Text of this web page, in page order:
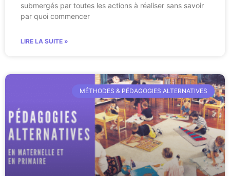
submergés par toutes les actions à réaliser sans savoir
par quoi commencer
LIRE LA SUITE »
MÉTHODES & PÉDAGOGIES ALTERNATIVES